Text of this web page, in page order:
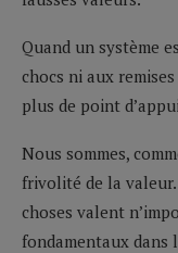
Quand un système
chocs ni aux
plus de point
Nous sommes,
frivolité de la
choses valent
fondamentaux dans